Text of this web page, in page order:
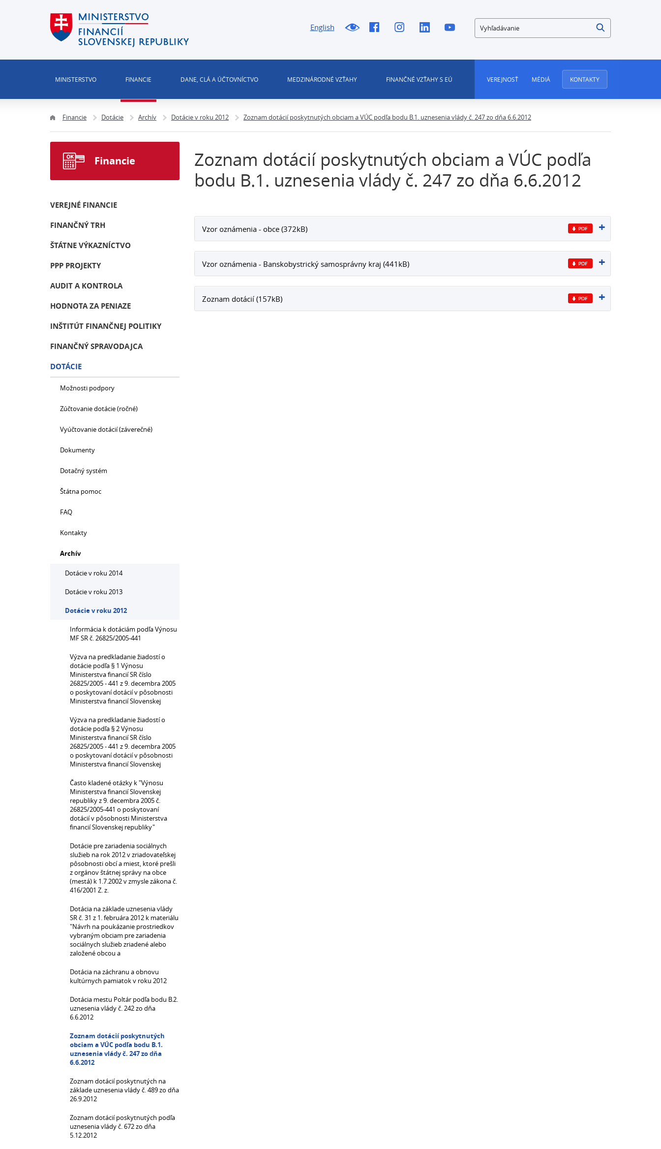
English Vyhľadávanie
MINISTERSTVO FINANCIE DANE, CLÁ A ÚČTOVNÍCTVO MEDZINÁRODNÉ VZŤAHY FINANČNÉ VZŤAHY S EÚ VEREJNOSŤ MÉDIÁ KONTAKTY
Financie Dotácie Archív Dotácie v roku 2012 Zoznam dotácií poskytnutých obciam a VÚC podľa bodu B.1. uznesenia vlády č. 247 zo dňa 6.6.2012
Zoznam dotácií poskytnutých obciam a VÚC podľa
bodu B.1. uznesenia vlády č. 247 zo dňa 6.6.2012
Vzor oznámenia - obce (372kB)
Vzor oznámenia - Banskobystrický samosprávny kraj (441kB)
Zoznam dotácií (157kB)
Financie
VEREJNÉ FINANCIE
FINANČNÝ TRH
ŠTÁTNE VÝKAZNÍCTVO
PPP PROJEKTY
AUDIT A KONTROLA
HODNOTA ZA PENIAZE
INŠTITÚT FINANČNEJ POLITIKY
FINANČNÝ SPRAVODAJCA
DOTÁCIE
Možnosti podpory
Zúčtovanie dotácie (ročné)
Vyúčtovanie dotácií (záverečné)
Dokumenty
Dotačný systém
Štátna pomoc
FAQ
Kontakty
Archív
Dotácie v roku 2014
Dotácie v roku 2013
Dotácie v roku 2012
Informácia k dotáciám podľa Výnosu
MF SR č. 26825/2005-441
Výzva na predkladanie žiadostí o
dotácie podľa § 1 Výnosu
Ministerstva financií SR číslo
26825/2005 - 441 z 9. decembra 2005
o poskytovaní dotácií v pôsobnosti
Ministerstva financií Slovenskej
Výzva na predkladanie žiadostí o
dotácie podľa § 2 Výnosu
Ministerstva financií SR číslo
26825/2005 - 441 z 9. decembra 2005
o poskytovaní dotácií v pôsobnosti
Ministerstva financií Slovenskej
Často kladené otázky k "Výnosu
Ministerstva financií Slovenskej
republiky z 9. decembra 2005 č.
26825/2005-441 o poskytovaní
dotácií v pôsobnosti Ministerstva
financií Slovenskej republiky"
Dotácie pre zariadenia sociálnych
služieb na rok 2012 v zriadovateľskej
pôsobnosti obcí a miest, ktoré prešli
z orgánov štátnej správy na obce
(mestá) k 1.7.2002 v zmysle zákona č.
416/2001 Z. z.
Dotácia na základe uznesenia vlády
SR č. 31 z 1. februára 2012 k materiálu
"Návrh na poukázanie prostriedkov
vybraným obciam pre zariadenia
sociálnych služieb zriadené alebo
založené obcou a
Dotácia na záchranu a obnovu
kultúrnych pamiatok v roku 2012
Dotácia mestu Poltár podľa bodu B.2.
uznesenia vlády č. 242 zo dňa
6.6.2012
Zoznam dotácií poskytnutých
obciam a VÚC podľa bodu B.1.
uznesenia vlády č. 247 zo dňa
6.6.2012
Zoznam dotácií poskytnutých na
základe uznesenia vlády č. 489 zo dňa
26.9.2012
Zoznam dotácií poskytnutých podľa
uznesenia vlády č. 672 zo dňa
5.12.2012